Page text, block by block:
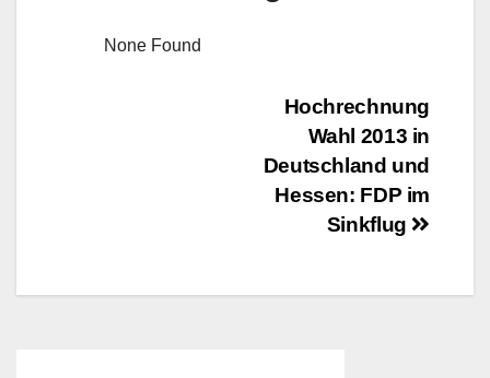
None Found
BeitragsnavigationHochrechnung
Wahl 2013 in
Deutschland und
Hessen: FDP im
Sinkflug